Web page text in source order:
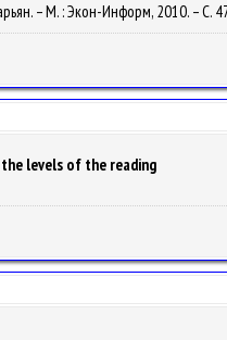
– М. : Экон-Информ, 2010. – С.
the levels of the reading